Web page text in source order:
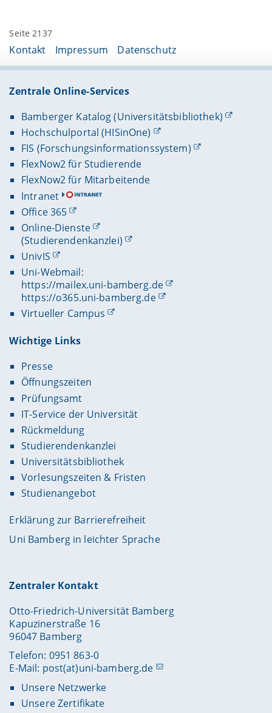
Seite 2137
Kontakt Impressum Datenschutz
Zentrale Online-Services
Bamberger Katalog (Universitätsbibliothek)
Hochschulportal (HISinOne)
FIS (Forschungsinformationssystem)
FlexNow2 für Studierende
FlexNow2 für Mitarbeitende
Intranet
Office 365
Online-Dienste
(Studierendenkanzlei)
UnivIS
Uni-Webmail:
https://mailex.uni-bamberg.de
https://o365.uni-bamberg.de
Virtueller Campus
Wichtige Links
Presse
Öffnungszeiten
Prüfungsamt
IT-Service der Universität
Rückmeldung
Studierendenkanzlei
Universitätsbibliothek
Vorlesungszeiten & Fristen
Studienangebot
Erklärung zur Barrierefreiheit
Uni Bamberg in leichter Sprache
Zentraler Kontakt
Otto-Friedrich-Universität Bamberg
Kapuzinerstraße 16
96047 Bamberg
Telefon: 0951 863-0
E-Mail: post(at)uni-bamberg.de
Unsere Netzwerke
Unsere Zertifikate